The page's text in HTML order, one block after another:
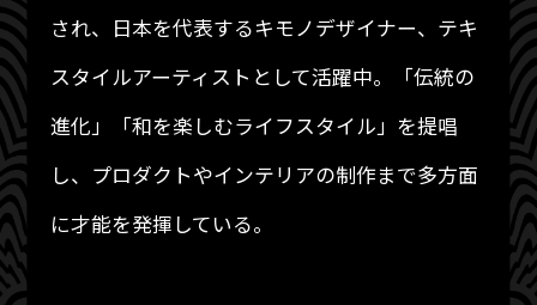
され、日本を代表するキモノデザイナー、テキ
スタイルアーティストとして活躍中。「伝統の
進化」「和を楽しむライフスタイル」を提唱
し、プロダクトやインテリアの制作まで多方面
に才能を発揮している。